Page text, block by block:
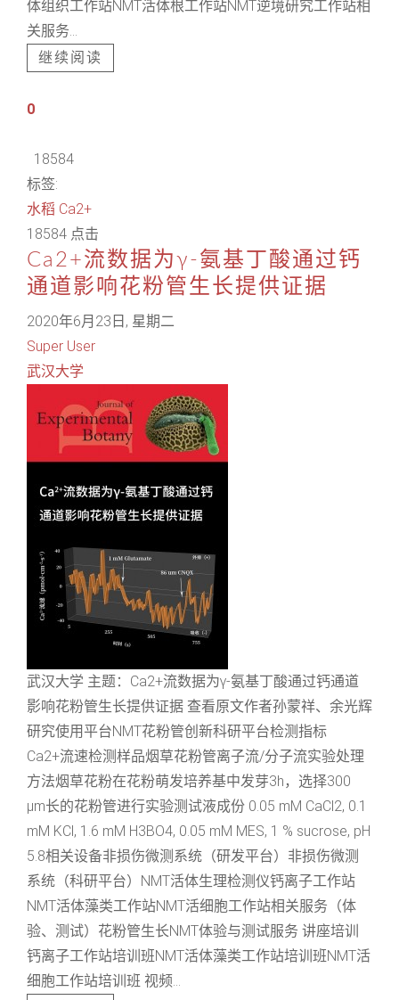
体组织工作站NMT活体根工作站NMT逆境研究工作站相
关服务...
继续阅读
0
18584
标签:
水稻 Ca2+
18584 点击
Ca2+流数据为γ-氨基丁酸通过钙
通道影响花粉管生长提供证据
2020年6月23日, 星期二
Super User
武汉大学
武汉大学 主题：Ca2+流数据为γ-氨基丁酸通过钙通道
影响花粉管生长提供证据 查看原文作者孙蒙祥、余光辉
研究使用平台NMT花粉管创新科研平台检测指标
Ca2+流速检测样品烟草花粉管离子流/分子流实验处理
方法烟草花粉在花粉萌发培养基中发芽3h，选择300
μm长的花粉管进行实验测试液成份 0.05 mM CaCl2, 0.1
mM KCl, 1.6 mM H3BO4, 0.05 mM MES, 1 % sucrose, pH
5.8相关设备非损伤微测系统（研发平台）非损伤微测
系统（科研平台）NMT活体生理检测仪钙离子工作站
NMT活体藻类工作站NMT活细胞工作站相关服务（体
验、测试）花粉管生长NMT体验与测试服务 讲座培训
钙离子工作站培训班NMT活体藻类工作站培训班NMT活
细胞工作站培训班 视频...